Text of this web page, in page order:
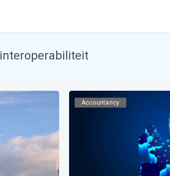
interoperabiliteit
Accountancy